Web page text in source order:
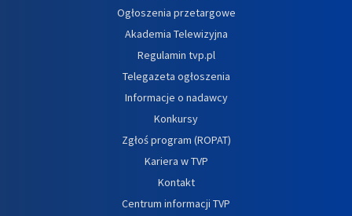
Ogłoszenia przetargowe
Akademia Telewizyjna
Regulamin tvp.pl
Telegazeta ogłoszenia
Informacje o nadawcy
Konkursy
Zgłoś program (ROPAT)
Kariera w TVP
Kontakt
Centrum informacji TVP